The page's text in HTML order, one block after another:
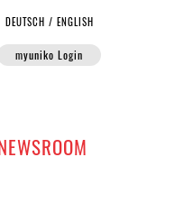
DEUTSCH /ENGLISH
myuniko Login